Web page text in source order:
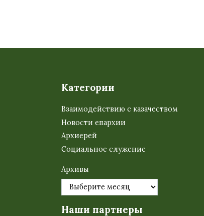
Категории
Взаимодействию с казачеством
Новости епархии
Архиерей
Социальное служение
Архивы
Наши партнеры